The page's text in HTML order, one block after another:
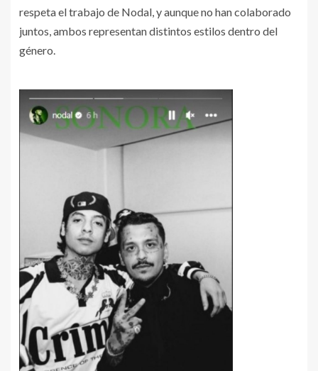
respeta el trabajo de Nodal, y aunque no han colaborado
juntos, ambos representan distintos estilos dentro del
género.